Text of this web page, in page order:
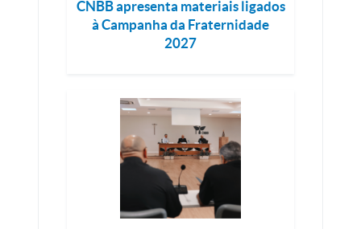
CNBB apresenta materiais ligados
à Campanha da Fraternidade
2027